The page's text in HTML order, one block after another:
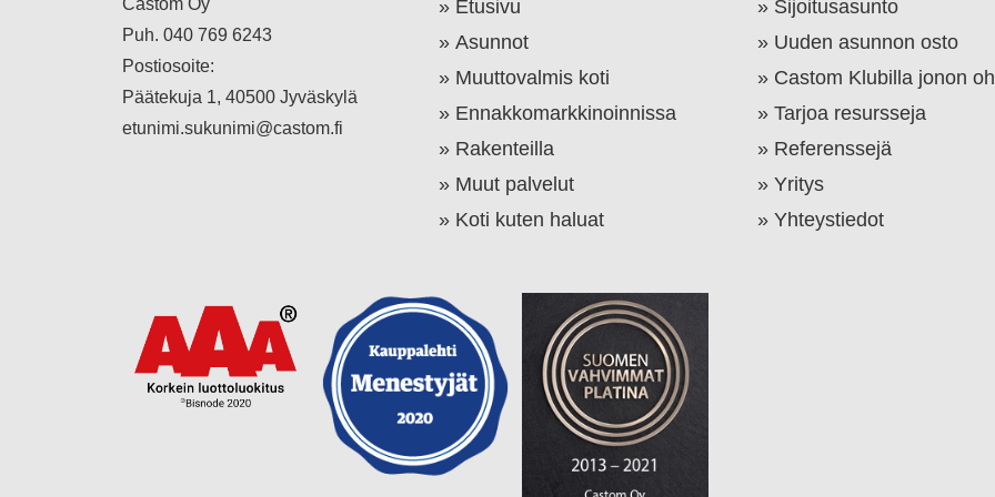
Puh. 040 769 6243
Postiosoite:
Päätekuja 1, 40500 Jyväskylä
etunimi.sukunimi@castom.fi
Etusivu
Asunnot
Muuttovalmis koti
Ennakkomarkkinoinnissa
Rakenteilla
Muut palvelut
Koti kuten haluat
Sijoitusasunto
Uuden asunnon osto
Castom Klubilla jonon
Tarjoa resursseja
Referenssejä
Yritys
Yhteystiedot